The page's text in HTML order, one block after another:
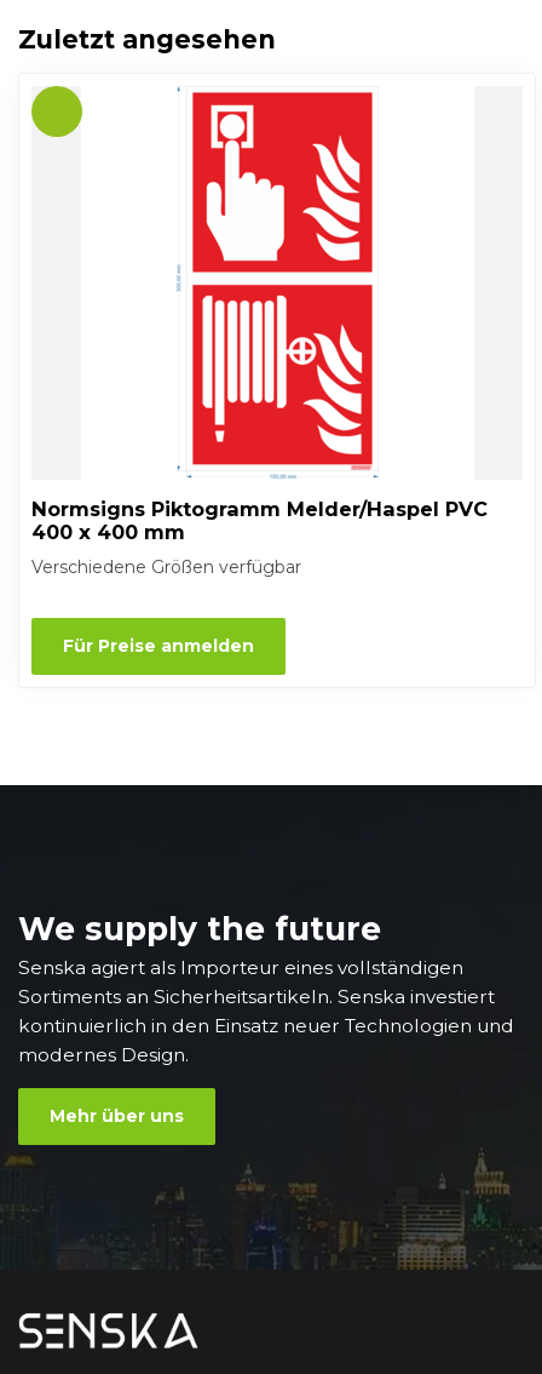
Zuletzt angesehen
Normsigns Piktogramm Melder/Haspel PVC
400 x 400 mm
Verschiedene Größen verfügbar
Für Preise anmelden
We supply the future
Senska agiert als Importeur eines vollständigen
Sortiments an Sicherheitsartikeln. Senska investiert
kontinuierlich in den Einsatz neuer Technologien und
modernes Design.
Mehr über uns